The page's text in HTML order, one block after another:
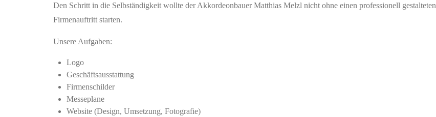
Den Schritt in die Selbständigkeit wollte der Akkordeonbauer Matthias Melzl nicht ohne einen professionell gestalteten
Firmenauftritt starten.
Unsere Aufgaben:
Logo
Geschäftsausstattung
Firmenschilder
Messeplane
Website (Design, Umsetzung, Fotografie)